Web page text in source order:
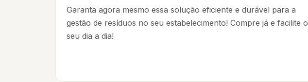
Garanta agora mesmo essa solução eficiente e durável para a
gestão de resíduos no seu estabelecimento! Compre já e facilite o
seu dia a dia!